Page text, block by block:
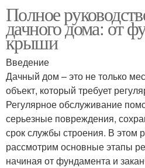
Полное
дачного дома: от
крыши
Введение
Дачный дом – это не только
объект, который требует
Регулярное обслуживание
серьезные повреждения,
срок службы строения. В этом
рассмотрим основные этапы
начиная от фундамента и